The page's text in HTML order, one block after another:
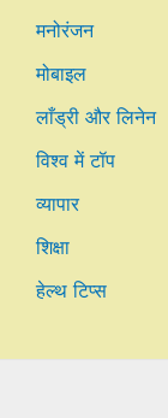
मनोरंजन
मोबाइल
लाँड्री और लिनेन
विश्व में टॉप
व्यापार
शिक्षा
हेल्थ टिप्स